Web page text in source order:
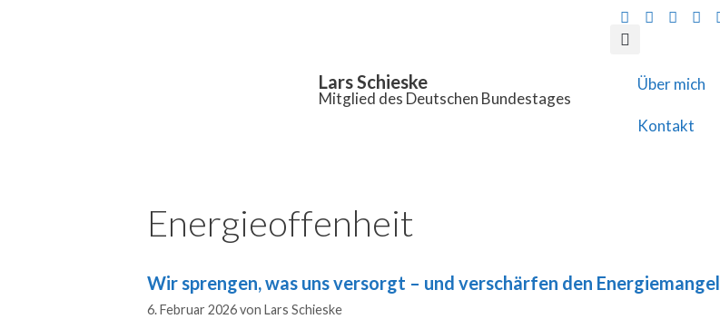
Lars Schieske
Mitglied des Deutschen Bundestages
Über mich
Kontakt
Energieoffenheit
Wir sprengen, was uns versorgt – und verschärfen den Energiemangel
6. Februar 2026von Lars Schieske